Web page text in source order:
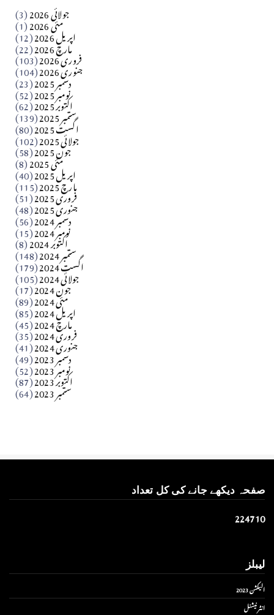
آزاد کشمیر جیسے احتجاج کی ضرورت ہے؟ از،،، ظہیرالدین
جولائی 2026 (3) مئی 2026 (1) اپریل 2026 (12) مارچ 2026 (22) فروری 2026 (103) جنوری 2026 (104) دسمبر 2025 (23) نومبر 2025 (52) اکتوبر 2025 (62) ستمبر 2025 (139) اگست 2025 (80) جولائی 2025 (102) جون 2025 (58) مئی 2025 (8) اپریل 2025 (40) مارچ 2025 (115) فروری 2025 (51) جنوری 2025 (48) دسمبر 2024 (56) نومبر 2024 (15) اکتوبر 2024 (8) ستمبر 2024 (148) اگست 2024 (179) جولائی 2024 (105) جون 2024 (17) مئی 2024 (89) اپریل 2024 (85) مارچ 2024 (45) فروری 2024 (35) جنوری 2024 (41) دسمبر 2023 (49) نومبر 2023 (52) اکتوبر 2023 (87) ستمبر 2023 (64)
صفحہ دیکھے جانے کی کل تعداد
224710
لیبلز
الیکشن 2023
انٹر نیشنل